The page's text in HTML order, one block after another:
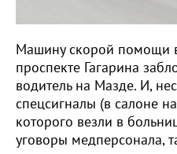
Машину скорой помощи
проспекте Гагарина
водитель на Мазде. И,
спецсигналы (в салоне
которого везли в
уговоры медперсонала,